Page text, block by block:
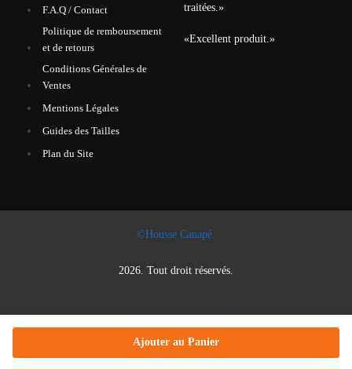
Ajouter au Panier
F.A.Q / Contact
Politique de remboursement
et de retours
Conditions Générales de
Ventes
Mentions Légales
Guides des Tailles
Plan du Site
traitées. »
«Excellent produit.»
©Housse Canapé.
2026. Tout droit réservés.